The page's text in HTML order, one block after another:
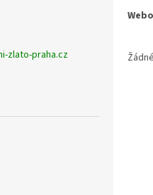
zlato-praha.cz